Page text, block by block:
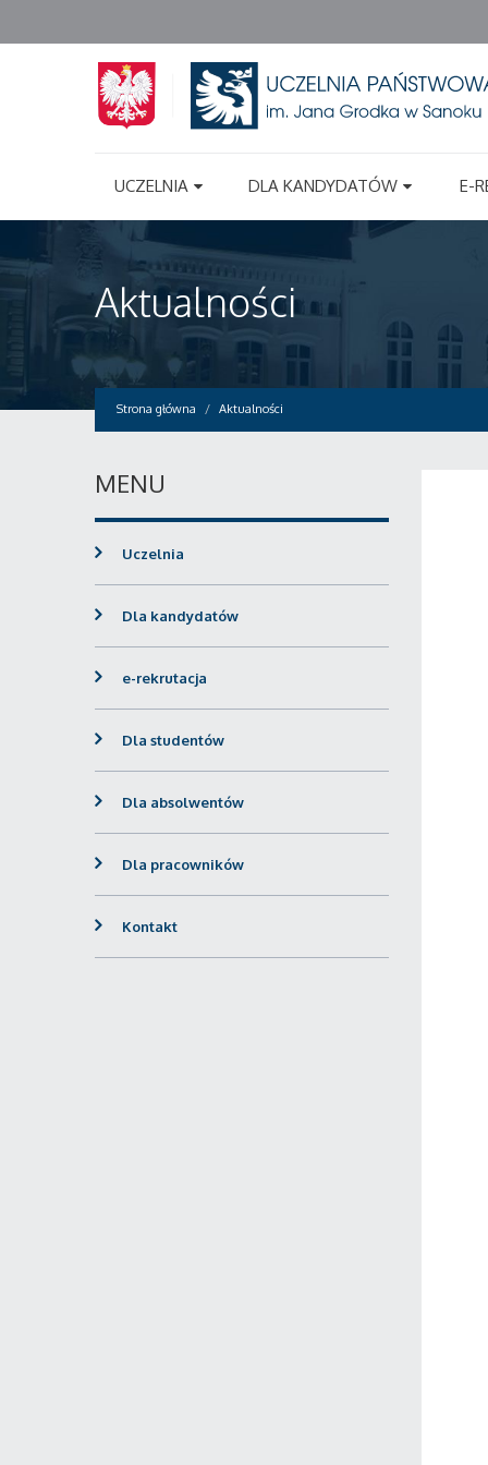
UCZELNIA DLA KANDYDATÓW E-
Aktualności
Strona główna Aktualności
MENU
Uczelnia
Dla kandydatów
e-rekrutacja
Dla studentów
Dla absolwentów
Dla pracowników
Kontakt